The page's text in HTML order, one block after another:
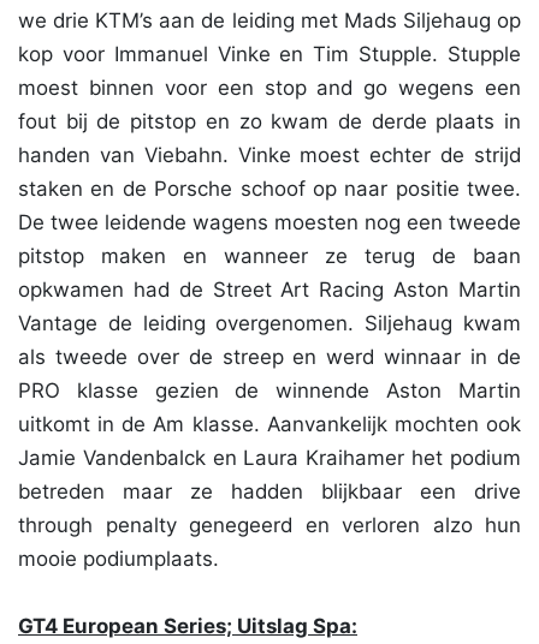
we drie KTM’s aan de leiding met Mads Siljehaug op
kop voor Immanuel Vinke en Tim Stupple. Stupple
moest binnen voor een stop and go wegens een
fout bij de pitstop en zo kwam de derde plaats in
handen van Viebahn. Vinke moest echter de strijd
staken en de Porsche schoof op naar positie twee.
De twee leidende wagens moesten nog een tweede
pitstop maken en wanneer ze terug de baan
opkwamen had de Street Art Racing Aston Martin
Vantage de leiding overgenomen. Siljehaug kwam
als tweede over de streep en werd winnaar in de
PRO klasse gezien de winnende Aston Martin
uitkomt in de Am klasse. Aanvankelijk mochten ook
Jamie Vandenbalck en Laura Kraihamer het podium
betreden maar ze hadden blijkbaar een drive
through penalty genegeerd en verloren alzo hun
mooie podiumplaats.
GT4 European Series; Uitslag Spa: